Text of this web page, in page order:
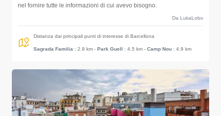
nel fornire tutte le informazioni di cui avevo bisogno.
Da LukaLobo
Distanza dai principali punti di interesse di Barcellona
Sagrada Familia : 2.8 km - Park Guell : 4.5 km - Camp Nou : 4.9 km